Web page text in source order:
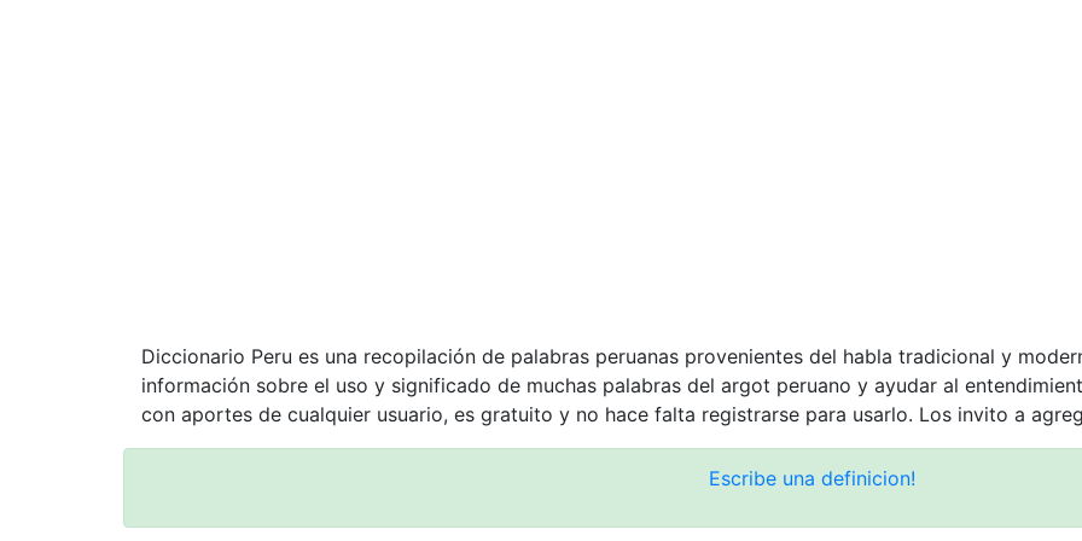
Diccionario Peru es una recopilación de palabras peruanas provenientes del habla tradicional y
información sobre el uso y significado de muchas palabras del argot peruano y ayudar al
con aportes de cualquier usuario, es gratuito y no hace falta registrarse para usarlo. Los invito a
Escribe una definicion!